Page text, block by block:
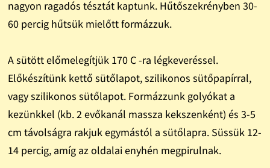
nagyon ragadós tésztát kaptunk. Hűtőszekrényben 30-
60 percig hűtsük mielőtt formázzuk.
A sütött előmelegítjük 170 C -ra légkeveréssel.
Előkészítünk kettő sütőlapot, szilikonos sütőpapírral,
vagy szilikonos sütőlapot. Formázzunk golyókat a
kezünkkel (kb. 2 evőkanál massza kekszenként) és 3-5
cm távolságra rakjuk egymástól a sütőlapra. Süssük 12-
14 percig, amíg az oldalai enyhén megpirulnak.